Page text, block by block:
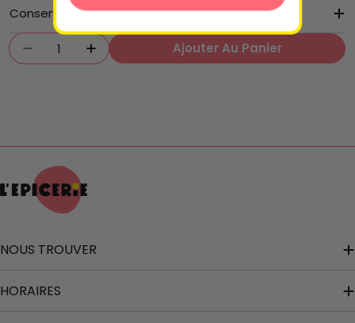
Conservation
Quantité
Diminuer La Quantité Pour Sardines À
Augmenter La Quantité Pour
Ajouter Au Panier
NOUS TROUVER
HORAIRES